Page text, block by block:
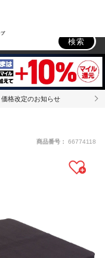
プ
検索
格改定のお知らせ
商品番号： 66774118